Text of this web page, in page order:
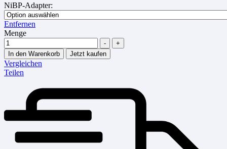
NiBP-Adapter:
Entfernen
Menge
-
+
In den Warenkorb
Jetzt kaufen
Vergleichen
Teilen